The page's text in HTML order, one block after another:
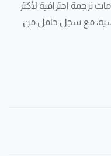
ترجمة احترافية لأكثر
مع سجل حافل من